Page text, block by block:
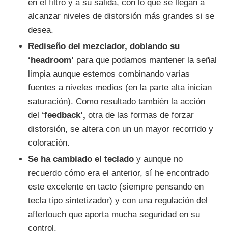
en el filtro y a su salida, con lo que se llegan a
alcanzar niveles de distorsión más grandes si se
desea.
Rediseño del mezclador, doblando su
‘headroom’ para que podamos mantener la señal
limpia aunque estemos combinando varias
fuentes a niveles medios (en la parte alta inician
saturación). Como resultado también la acción
del ‘feedback’, otra de las formas de forzar
distorsión, se altera con un un mayor recorrido y
coloración.
Se ha cambiado el teclado y aunque no
recuerdo cómo era el anterior, sí he encontrado
este excelente en tacto (siempre pensando en
tecla tipo sintetizador) y con una regulación del
aftertouch que aporta mucha seguridad en su
control.